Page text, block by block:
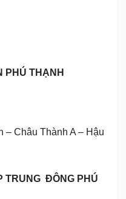
PHÚ THẠNH
– Châu Thành A – Hậu
TRUNG ĐÔNG PHÚ